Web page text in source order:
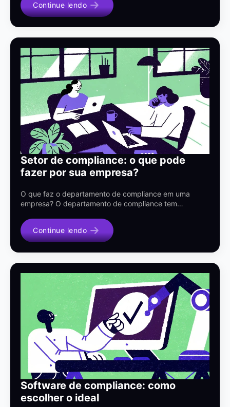
Continue lendo
Setor de compliance: o que pode
fazer por sua empresa?
O que faz o departamento de compliance em uma
empresa? O departamento de compliance tem…
Continue lendo
Software de compliance: como
escolher o ideal